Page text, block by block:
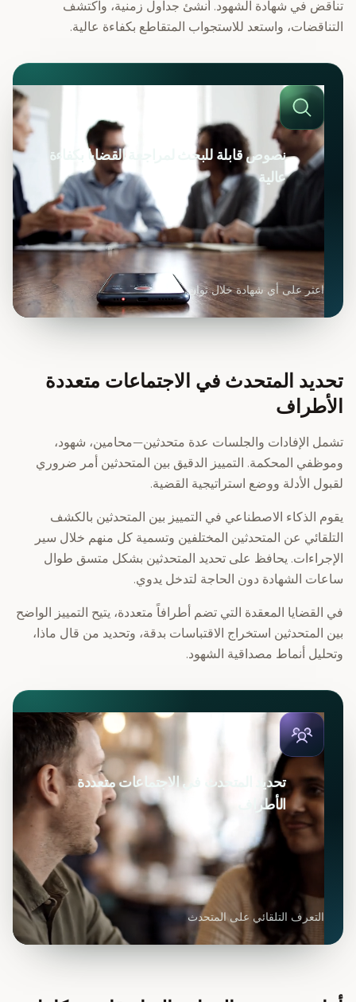
تناقض في شهادة الشهود. أنشئ جداول زمنية، واكتشف
التناقضات، واستعد للاستجواب المتقاطع بكفاءة عالية.
نصوص قابلة للبحث لمراجعة القضايا بكفاءة
عالية
اعثر على أي شهادة خلال ثوانٍ
تحديد المتحدث في الاجتماعات متعددة
الأطراف
تشمل الإفادات والجلسات عدة متحدثين—محامين، شهود،
وموظفي المحكمة. التمييز الدقيق بين المتحدثين أمر ضروري
لقبول الأدلة ووضع استراتيجية القضية.
يقوم الذكاء الاصطناعي في التمييز بين المتحدثين بالكشف
التلقائي عن المتحدثين المختلفين وتسمية كل منهم خلال سير
الإجراءات. يحافظ على تحديد المتحدثين بشكل متسق طوال
ساعات الشهادة دون الحاجة لتدخل يدوي.
في القضايا المعقدة التي تضم أطرافاً متعددة، يتيح التمييز الواضح
بين المتحدثين استخراج الاقتباسات بدقة، وتحديد من قال ماذا،
وتحليل أنماط مصداقية الشهود.
تحديد المتحدث في الاجتماعات متعددة
الأطراف
التعرف التلقائي على المتحدث